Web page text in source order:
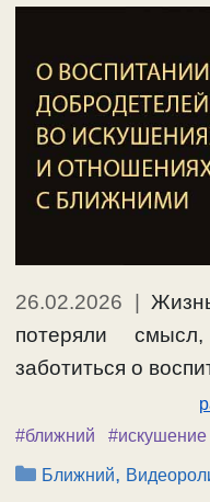
26.02.2026 |
потеряли
заботиться о
#ближний
#искушение
Рубрики
Ближний,